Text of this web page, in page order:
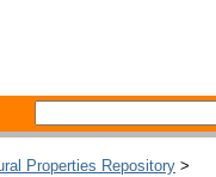
Properties Repository >